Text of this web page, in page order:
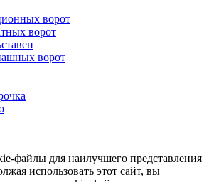
ворот
ворот
ворот
файлы для наилучшего представления
использовать этот сайт, вы